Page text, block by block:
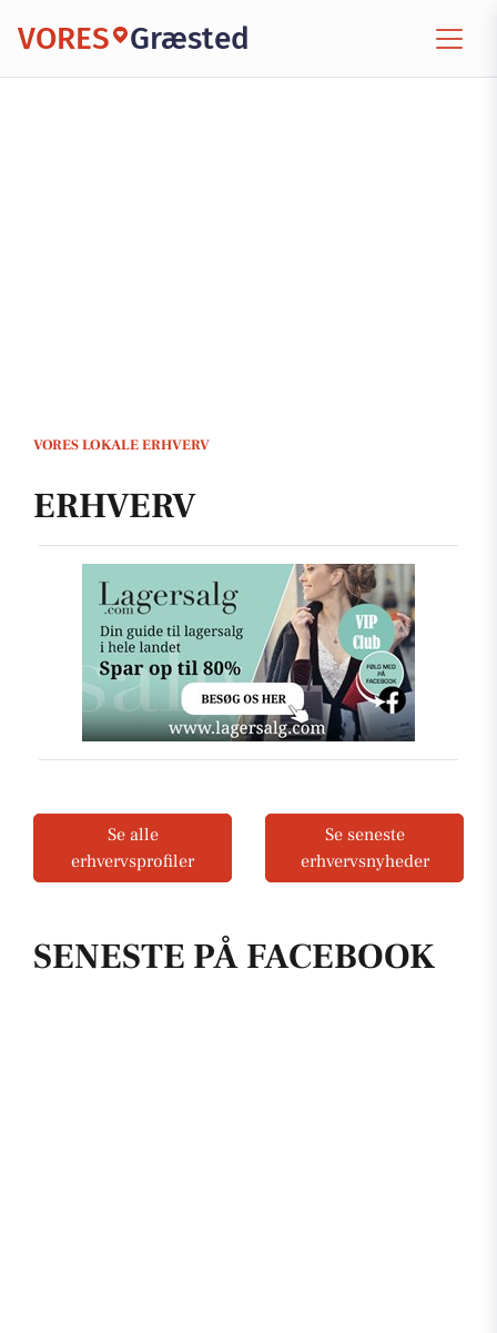
VORES Græsted
VORES LOKALE ERHVERV
SENESTE PÅ FACEBOOK
ERHVERV
Se alle
erhvervsprofiler
Se seneste
erhvervsnyheder